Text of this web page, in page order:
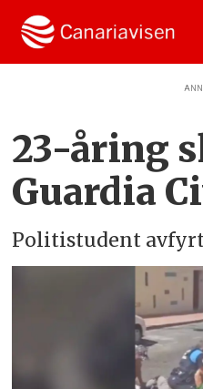
23-åring
Guardia
Politistudent